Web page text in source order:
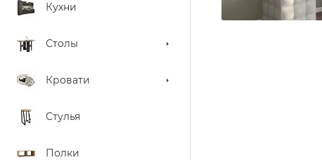
Кухни
Столы
Кровати
Стулья
Полки